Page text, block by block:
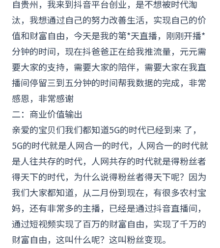
自贵州，我来到抖音平台创业，是不想被时代淘
汰，我想通过自己的努力改善生活，实现自己的价
值和财富自由，今天是我的第*天直播，刚刚开播*
分钟的时间，现在抖爸爸正在给我推流量，元元需
要大家的支持，需要大家的陪伴，需要大家在我直
播间停留三到五分钟的时间帮我数据的完成，非常
感恩，非常感谢
二：商业价值输出
亲爱的宝贝们我们都知道5G的时代已经到来 了，
5G的时代就是人网合一的时代，人网合一的时代就
是人往共存的时代，人网共存的时代就是得粉丝者
得天下的时代，为什么说得粉丝者得天下呢？因为
我们大家都知道，从二月份到现在，有很多农村宝
妈，还有非常多的主播，已经是通过抖音直播间，
通过短视频实现了百万的财富自由，实现了千万的
财富自由，这叫什么呢？这叫粉丝变现。